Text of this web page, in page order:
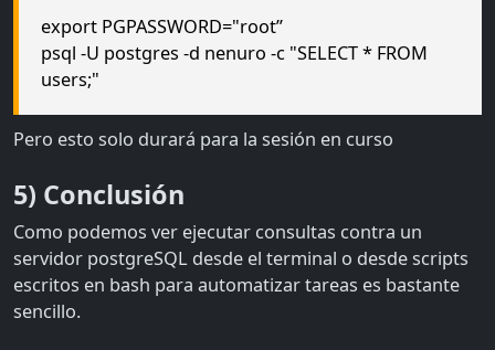
export PGPASSWORD="root”
psql -U postgres -d nenuro -c "SELECT * FROM
users;"
Pero esto solo durará para la sesión en curso
5) Conclusión
Como podemos ver ejecutar consultas contra un
servidor postgreSQL desde el terminal o desde scripts
escritos en bash para automatizar tareas es bastante
sencillo.